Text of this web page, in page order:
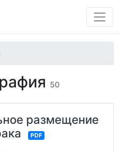
50
размещение
PDF